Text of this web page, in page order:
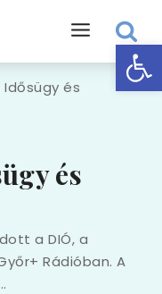
Idősügy és
és
a DIÓ, a
Rádióban. A